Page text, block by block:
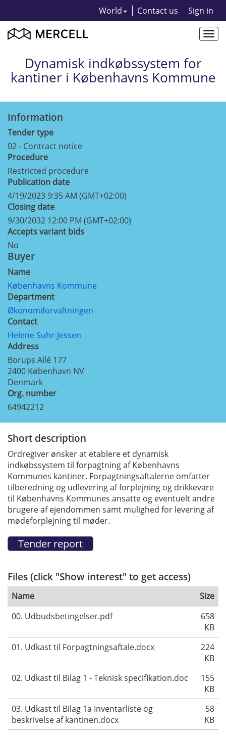
World Contact us Sign in
Dynamisk indkøbssystem for
kantiner i Københavns Kommune
Information
Tender type
02 - Contract notice
Procedure
Restricted procedure
Publication date
4/19/2023 9:35 AM (GMT+02:00)
Closing date
9/30/2032 12:00 PM (GMT+02:00)
Accepts variant bids
No
Buyer
Name
Københavns Kommune
Department
Økonomiforvaltningen
Contact
Helene Suhr-Jessen
Address
Borups Allé 177
2400 København NV
Denmark
Org. number
64942212
Short description
Ordregiver ønsker at etablere et dynamisk
indkøbssystem til forpagtning af Københavns
Kommunes kantiner. Forpagtningsaftalerne omfatter
tilberedning og udlevering af forplejning og drikkevare
til Københavns Kommunes ansatte og eventuelt andre
brugere af ejendommen samt mulighed for levering af
mødeforplejning til møder.
Files (click "Show interest" to get access)
Name
Size
00. Udbudsbetingelser.pdf
658
KB
01. Udkast til Forpagtningsaftale.docx
224
KB
02. Udkast til Bilag 1 - Teknisk specifikation.doc
155
KB
03. Udkast til Bilag 1a Inventarliste og
beskrivelse af kantinen.docx
58
KB